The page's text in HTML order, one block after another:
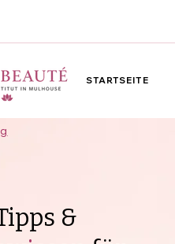
STARTSEITE
&